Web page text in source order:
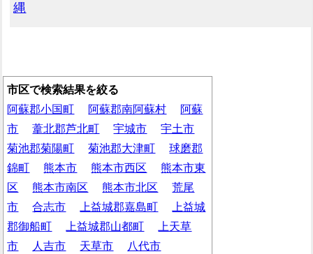
縄
市区で検索結果を絞る
阿蘇郡小国町
阿蘇郡南阿蘇村
阿蘇
市
葦北郡芦北町 宇城市
宇土市
菊池郡菊陽町
菊池郡大津町
球磨郡
錦町
熊本市 熊本市西区
熊本市東
区
熊本市南区 熊本市北区
荒尾
市
合志市 上益城郡嘉島町
上益城
郡御船町
上益城郡山都町
上天草
市
人吉市 天草市 八代市